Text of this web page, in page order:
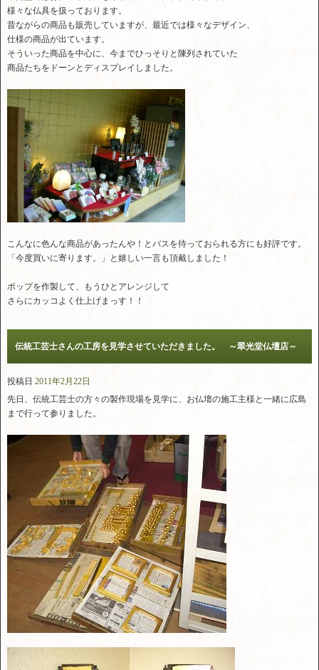
様々な仏具を扱っております。
昔ながらの商品も販売していますが、最近では様々なデザイン、
仕様の商品が出ています。
そういった商品を中心に、今までひっそりと陳列されていた
商品たちをドーンとディスプレイしました。
こんなに色んな商品があったんや！とバスを待っておられる方にも好評です。
「今度買いに寄ります。」と嬉しい一言も頂戴しました！
ポップを作製して、もうひとアレンジして
さらにカッコよく仕上げまっす！！
伝統工芸士さんの工房を見学させていただきました。 ～翠光堂仏壇店～
投稿日 2011年2月22日
先日、伝統工芸士の方々の製作現場を見学に、お仏壇の施工主様と一緒に広島
まで行って参りました。